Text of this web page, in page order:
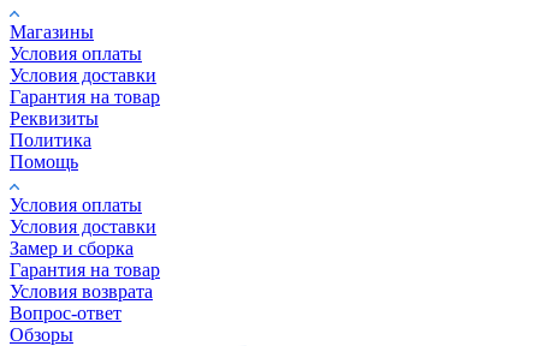
Магазины
Условия оплаты
Условия доставки
Гарантия на товар
Реквизиты
Политика
Помощь
Условия оплаты
Условия доставки
Замер и сборка
Гарантия на товар
Условия возврата
Вопрос-ответ
Обзоры